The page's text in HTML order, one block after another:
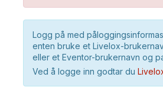
Logg på med
enten bruke et Livelox-
eller et Eventor-brukernavn og
Ved å logge inn godtar du